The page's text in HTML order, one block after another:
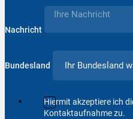
Nachricht
Bundesland
Hiermit akzeptiere ich
Kontaktaufnahme zu.